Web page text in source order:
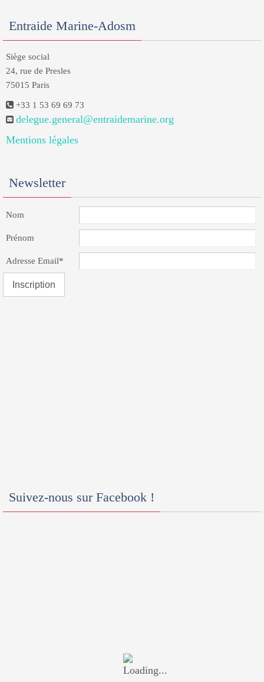
Entraide Marine-Adosm
Siège social
24, rue de Presles
75015 Paris
+33 1 53 69 69 73
delegue.general@entraidemarine.org
Mentions légales
Newsletter
Nom
Prénom
Adresse Email*
Suivez-nous sur Facebook !